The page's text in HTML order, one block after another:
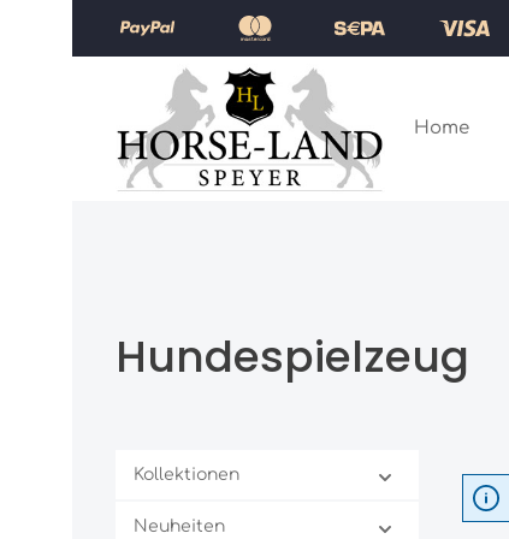
Zum Hauptinhalt springen
Zur Hauptnavigation springen
Home
Hundespielzeug
Kollektionen
Neuheiten